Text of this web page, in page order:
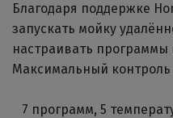
Благодаря поддержке
запускать мойку
настраивать программы
Максимальный
7 программ, 5